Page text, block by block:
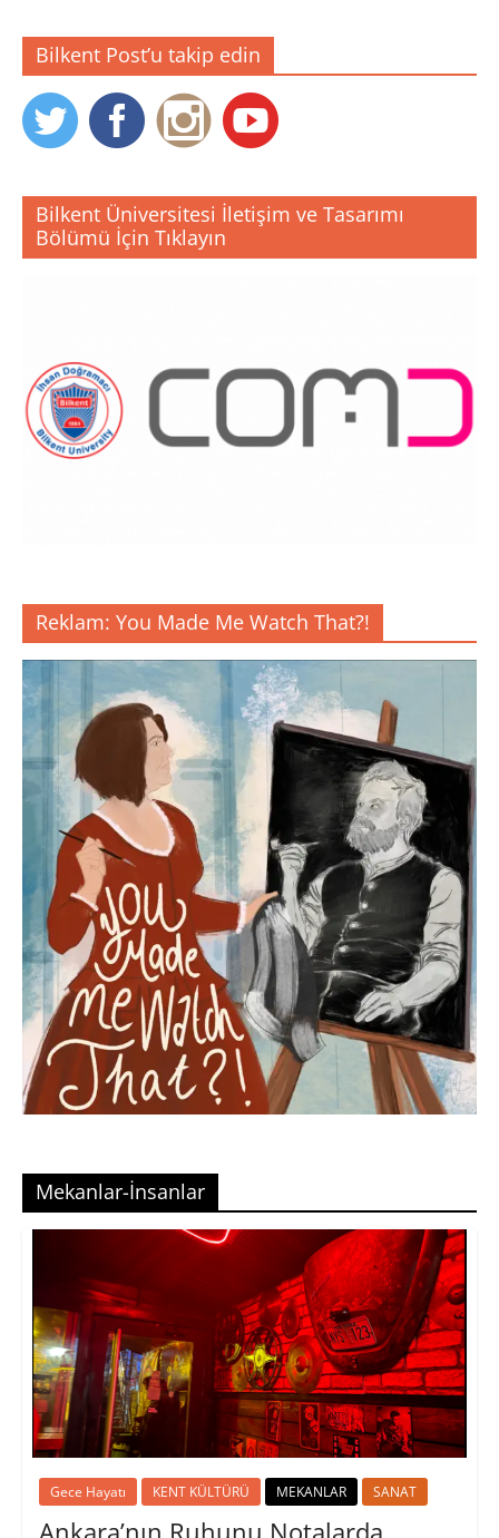
Bilkent Post’u takip edin
Bilkent Üniversitesi İletişim ve Tasarımı
Bölümü İçin Tıklayın
Reklam: You Made Me Watch That?!
Mekanlar-İnsanlar
Gece Hayatı KENT KÜLTÜRÜ MEKANLAR SANAT